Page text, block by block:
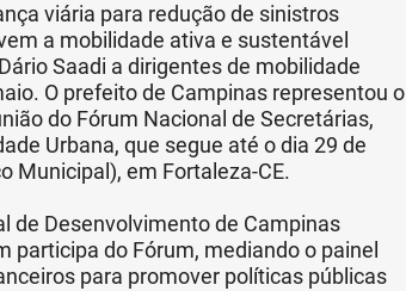
viária para redução de sinistros
a mobilidade ativa e sustentável
Saadi a dirigentes de mobilidade
O prefeito de Campinas representou o
do Fórum Nacional de Secretárias,
Urbana, que segue até o dia 29 de
Municipal), em Fortaleza-CE.
de Desenvolvimento de Campinas
participa do Fórum, mediando o painel
para promover políticas públicas